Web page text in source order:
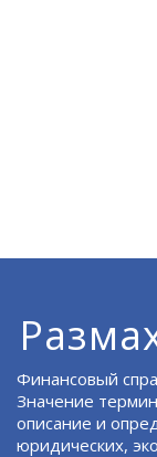
Финансовый
Значение
описание и
юридических,